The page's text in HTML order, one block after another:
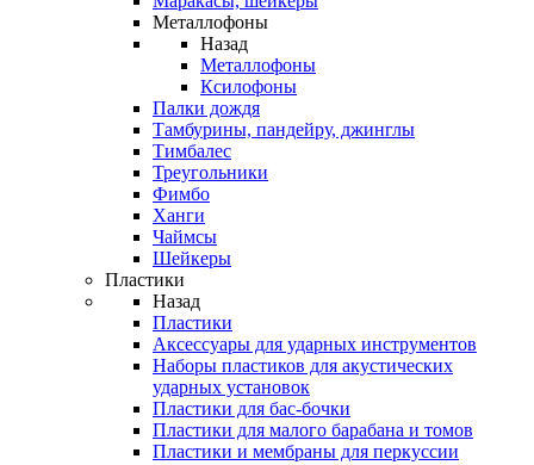
Металлофоны
Назад
Металлофоны
Ксилофоны
Палки дождя
Тамбурины, пандейру, джинглы
Тимбалес
Треугольники
Фимбо
Ханги
Чаймсы
Шейкеры
Пластики
Назад
Пластики
Аксессуары для ударных инструментов
Наборы пластиков для акустических
ударных установок
Пластики для бас-бочки
Пластики для малого барабана и томов
Пластики и мембраны для перкуссии